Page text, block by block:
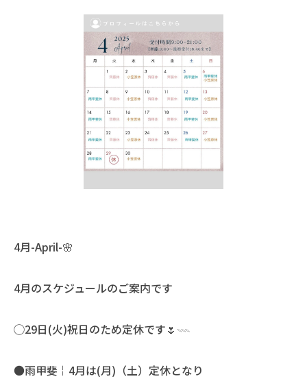
4月-April-🌸
4月のスケジュールのご案内です
◯29日(火)祝日のため定休です🌷𓇠
●雨甲斐￤4月は(月)（土）定休となり